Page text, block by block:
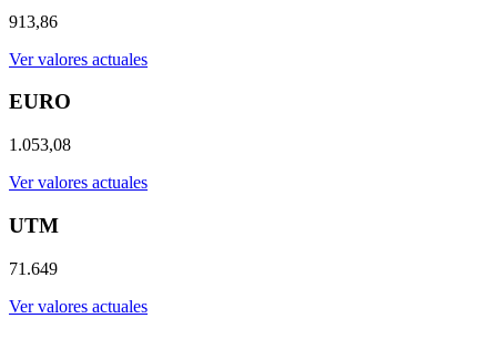
913,86
Ver valores actuales
EURO
1.053,08
Ver valores actuales
UTM
71.649
Ver valores actuales